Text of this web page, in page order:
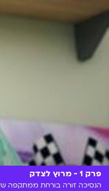
פרק 1 - מרוץ לצדק
הנסיכה זורה בורחת ממתקפה